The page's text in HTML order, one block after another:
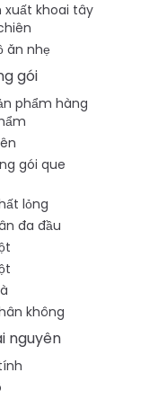
xuất khoai tây
ăn nhẹ
gói
phẩm hàng
gói que
lỏng
đa đầu
không
nguyên